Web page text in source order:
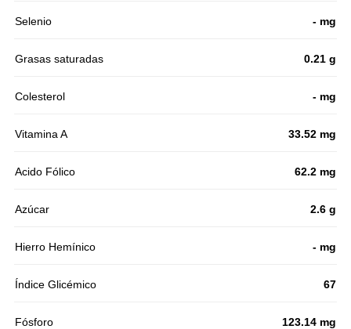
Selenio - mg
Grasas saturadas 0.21 g
Colesterol - mg
Vitamina A 33.52 mg
Acido Fólico 62.2 mg
Azúcar 2.6 g
Hierro Hemínico - mg
Índice Glicémico 67
Fósforo 123.14 mg